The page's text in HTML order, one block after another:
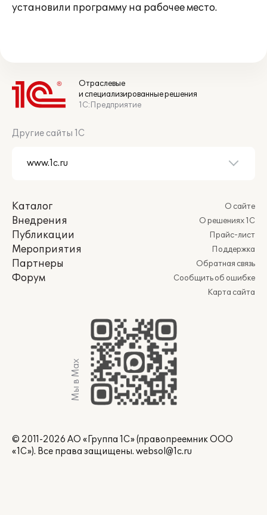
установили программу на рабочее место.
Отраслевые
и специализированные решения
1С:Предприятие
Другие сайты 1С
Каталог
Внедрения
Публикации
Мероприятия
Партнеры
Форум
О сайте
О решениях 1С
Прайс-лист
Поддержка
Обратная связь
Сообщить об ошибке
Карта сайта
Мы в Max
© 2011-2026 АО «Группа 1С» (правопреемник ООО
«1С»). Все права защищены. websol@1c.ru